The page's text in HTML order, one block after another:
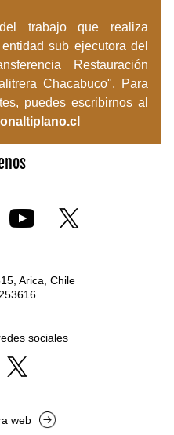
trabajo que realiza
sub ejecutora del
Restauración
Chacabuco". Para
puedes escribirnos al
Arica, Chile
sociales
web